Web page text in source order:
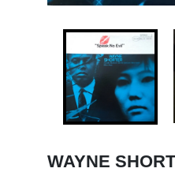
WAYNE